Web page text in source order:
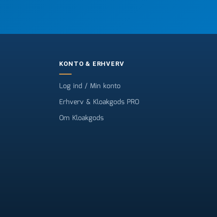
KONTO & ERHVERV
Log ind / Min konto
Erhverv & Kloakgods PRO
Om Kloakgods